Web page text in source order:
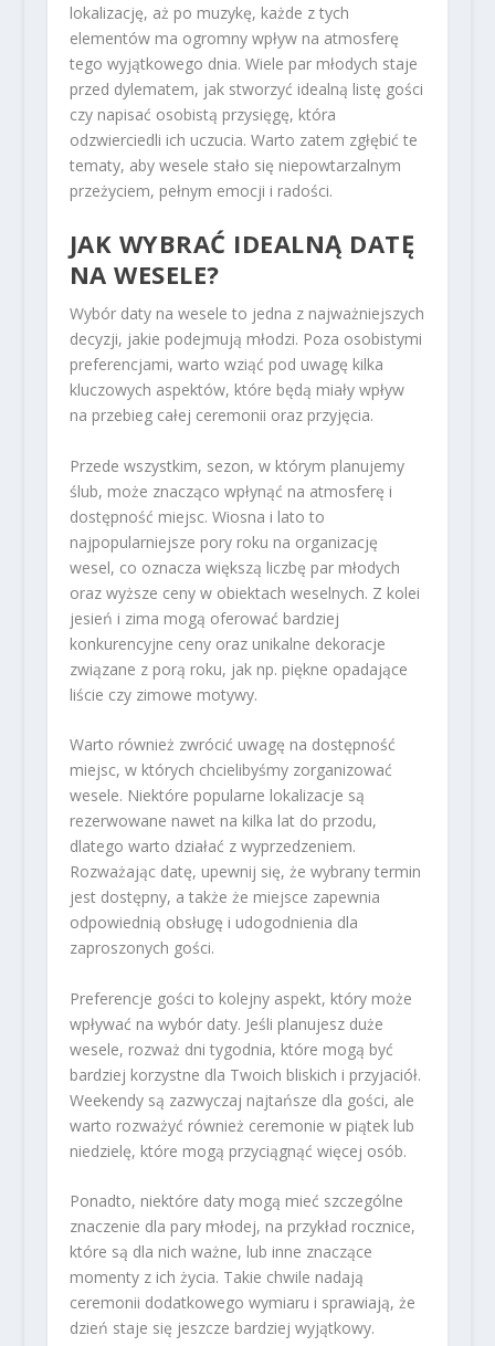
lokalizację, aż po muzykę, każde z tych
elementów ma ogromny wpływ na atmosferę
tego wyjątkowego dnia. Wiele par młodych staje
przed dylematem, jak stworzyć idealną listę gości
czy napisać osobistą przysięgę, która
odzwierciedli ich uczucia. Warto zatem zgłębić te
tematy, aby wesele stało się niepowtarzalnym
przeżyciem, pełnym emocji i radości.
JAK WYBRAĆ IDEALNĄ DATĘ
NA WESELE?
Wybór daty na wesele to jedna z najważniejszych
decyzji, jakie podejmują młodzi. Poza osobistymi
preferencjami, warto wziąć pod uwagę kilka
kluczowych aspektów, które będą miały wpływ
na przebieg całej ceremonii oraz przyjęcia.
Przede wszystkim, sezon, w którym planujemy
ślub, może znacząco wpłynąć na atmosferę i
dostępność miejsc. Wiosna i lato to
najpopularniejsze pory roku na organizację
wesel, co oznacza większą liczbę par młodych
oraz wyższe ceny w obiektach weselnych. Z kolei
jesień i zima mogą oferować bardziej
konkurencyjne ceny oraz unikalne dekoracje
związane z porą roku, jak np. piękne opadające
liście czy zimowe motywy.
Warto również zwrócić uwagę na dostępność
miejsc, w których chcielibyśmy zorganizować
wesele. Niektóre popularne lokalizacje są
rezerwowane nawet na kilka lat do przodu,
dlatego warto działać z wyprzedzeniem.
Rozważając datę, upewnij się, że wybrany termin
jest dostępny, a także że miejsce zapewnia
odpowiednią obsługę i udogodnienia dla
zaproszonych gości.
Preferencje gości to kolejny aspekt, który może
wpływać na wybór daty. Jeśli planujesz duże
wesele, rozważ dni tygodnia, które mogą być
bardziej korzystne dla Twoich bliskich i przyjaciół.
Weekendy są zazwyczaj najtańsze dla gości, ale
warto rozważyć również ceremonie w piątek lub
niedzielę, które mogą przyciągnąć więcej osób.
Ponadto, niektóre daty mogą mieć szczególne
znaczenie dla pary młodej, na przykład rocznice,
które są dla nich ważne, lub inne znaczące
momenty z ich życia. Takie chwile nadają
ceremonii dodatkowego wymiaru i sprawiają, że
dzień staje się jeszcze bardziej wyjątkowy.